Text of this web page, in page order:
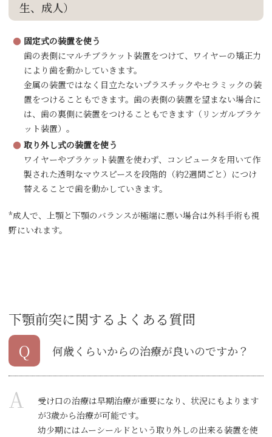
生、成人）
固定式の装置を使う
歯の表側にマルチブラケット装置をつけて、ワイヤーの矯正力
により歯を動かしていきます。
金属の装置ではなく目立たないプラスチックやセラミックの装
置をつけることもできます。歯の表側の装置を望まない場合に
は、歯の裏側に装置をつけることもできます（リンガルブラケ
ット装置）。
取り外し式の装置を使う
ワイヤーやブラケット装置を使わず、コンピュータを用いて作
製された透明なマウスピースを段階的（約2週間ごと）につけ
替えることで歯を動かしていきます。
*成人で、上顎と下顎のバランスが極端に悪い場合は外科手術も視
野にいれます。
下顎前突に関するよくある質問
Q 何歳くらいからの治療が良いのですか？
A
受け口の治療は早期治療が重要になり、状況にもよります
が3歳から治療が可能です。
幼少期にはムーシールドという取り外しの出来る装置を使